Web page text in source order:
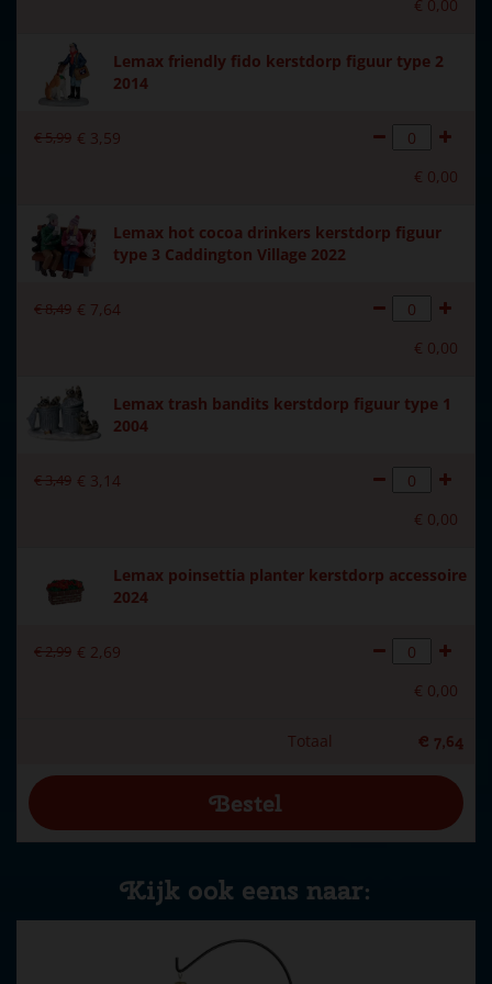
€ 0,00
Lemax friendly fido kerstdorp figuur type 2
2014
€5,99 € 3,59
€ 0,00
Lemax hot cocoa drinkers kerstdorp figuur
type 3 Caddington Village 2022
€8,49 € 7,64
€ 0,00
Lemax trash bandits kerstdorp figuur type 1
2004
€3,49 € 3, 14
€ 0,00
Lemax poinsettia planter kerstdorp accessoire
2024
€2,99 € 2,69
€ 0,00
Totaal € 7,64
Kijk ook eens naar: